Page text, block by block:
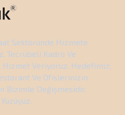
Sektöründe Hizmete
Tecrübeli Kadro Ve
Veriyoruz. Hedefimiz;
Ve Ofislerinizin
Bizimle Değişmesidir.